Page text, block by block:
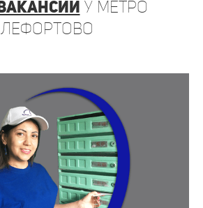
вакансииу метро